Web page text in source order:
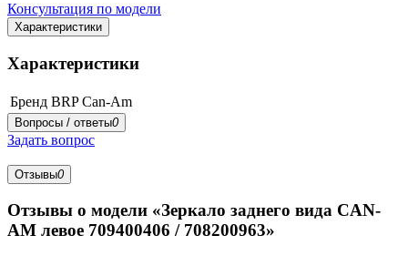
Консультация по модели
Характеристики
Характеристики
Бренд BRP Can-Am
Вопросы / ответы0
Задать вопрос
Отзывы0
Отзывы о модели «Зеркало заднего вида CAN-
AM левое 709400406 / 708200963»